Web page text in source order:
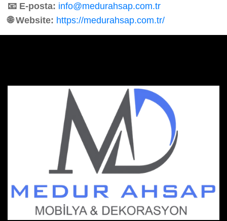
📧 E-posta: info@medurahsap.com.tr
🌐 Website: https://medurahsap.com.tr/